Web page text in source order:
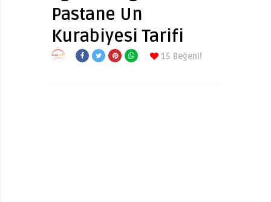
Pastane Un
Kurabiyesi Tarifi
15 Beğeni!